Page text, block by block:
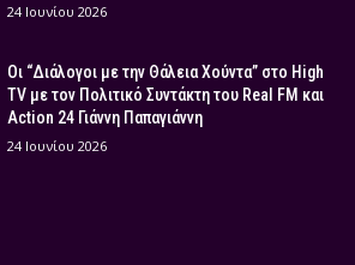
24 Ιουνίου 2026
Οι “Διάλογοι με την Θάλεια Χούντα” στο High
TV με τον Πολιτικό Συντάκτη του Real FM και
Action 24 Γιάννη Παπαγιάννη
24 Ιουνίου 2026